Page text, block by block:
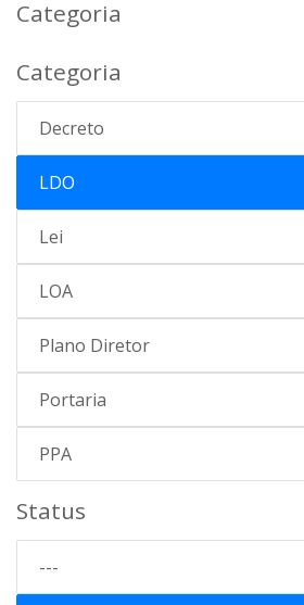
Categoria
Categoria
Decreto
LDO
Lei
LOA
Plano Diretor
Portaria
PPA
Status
---